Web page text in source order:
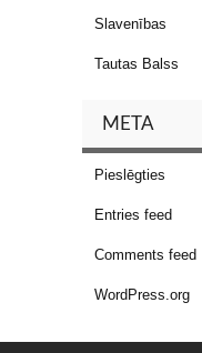
Slavenības
Tautas Balss
META
Pieslēgties
Entries feed
Comments feed
WordPress.org